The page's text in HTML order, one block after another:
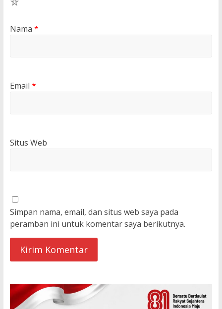
Nama *
Email *
Situs Web
Simpan nama, email, dan situs web saya pada
peramban ini untuk komentar saya berikutnya.